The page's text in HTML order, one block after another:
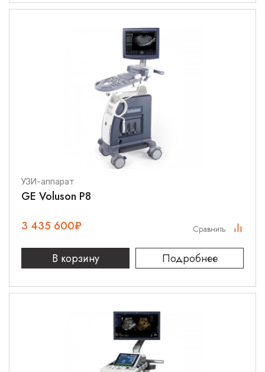
УЗИ-аппарат
GE Voluson P8
3 435 600₽
В корзину Подробнее
Сравнить